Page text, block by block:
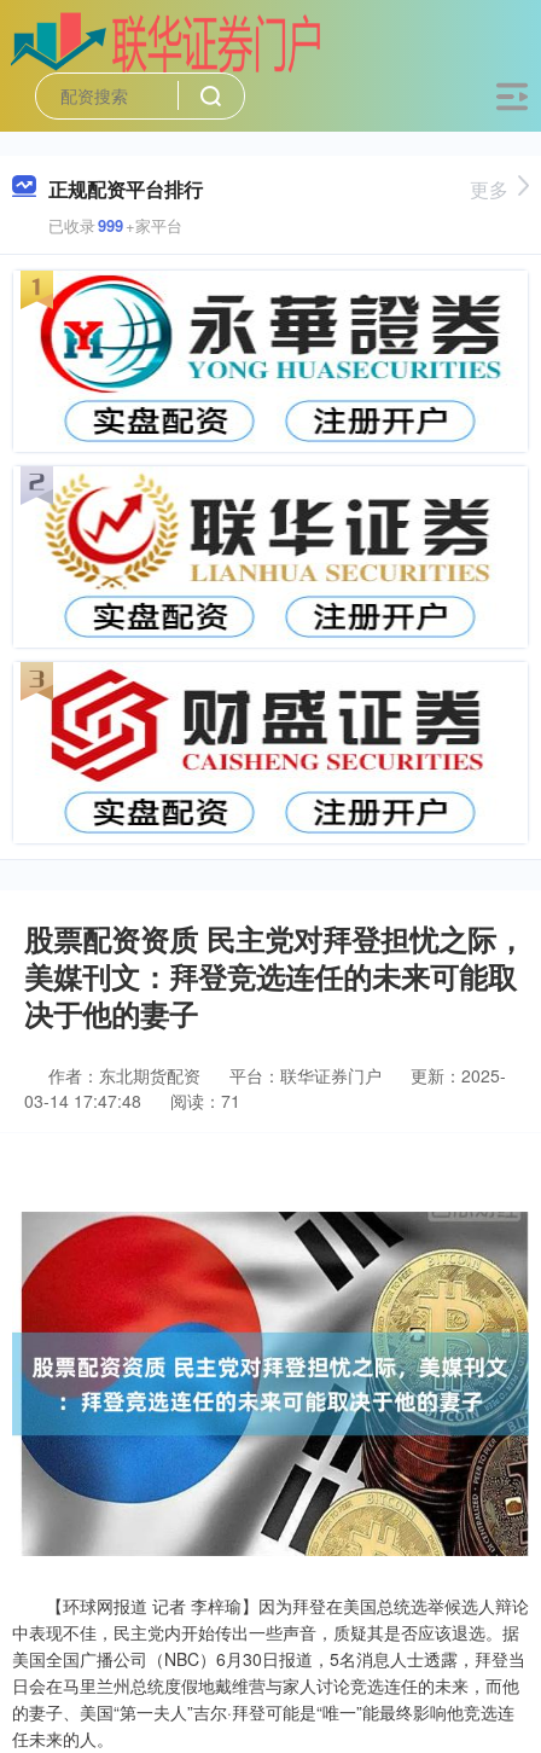
正规配资平台排行
已收录999+家平台
更多
股票配资资质 民主党对拜登担忧之际，
美媒刊文：拜登竞选连任的未来可能取
决于他的妻子
作者：东北期货配资 平台：联华证券门户
更新：2025-
03-14 17:47:48
阅读：71
【环球网报道 记者 李梓瑜】因为拜登在美国总统选举候选人辩论
中表现不佳，民主党内开始传出一些声音，质疑其是否应该退选。据
美国全国广播公司（NBC）6月30日报道，5名消息人士透露，拜登当
日会在马里兰州总统度假地戴维营与家人讨论竞选连任的未来，而他
的妻子、美国“第一夫人”吉尔·拜登可能是“唯一”能最终影响他竞选连
任未来的人。